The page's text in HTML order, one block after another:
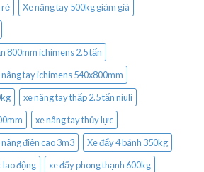
rẻ
Xe nâng tay 500kg giảm giá
800mm ichimens 2.5 tấn
nâng tay ichimens 540x800mm
xe nâng tay thấp 2.5 tấn niuli
xe nâng tay thủy lực
nâng điện cao 3m3
Xe đẩy 4 bánh 350kg
lao động
xe đẩy phong thạnh 600kg